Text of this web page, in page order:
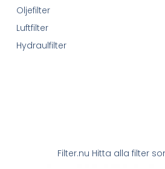
Filter.nu Hitta alla filter
Oljefilter
Luftfilter
Hydraulfilter